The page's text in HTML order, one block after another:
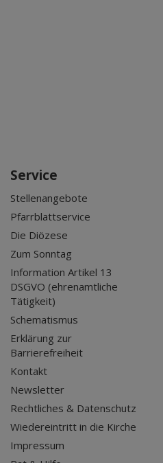
Service
Stellenangebote
Pfarrblattservice
Die Diözese
Zum Sonntag
Information Artikel 13
DSGVO (ehrenamtliche
Tätigkeit)
Schematismus
Erklärung zur
Barrierefreiheit
Kontakt
Newsletter
Rechtliches & Datenschutz
Wiedereintritt in die Kirche
Impressum